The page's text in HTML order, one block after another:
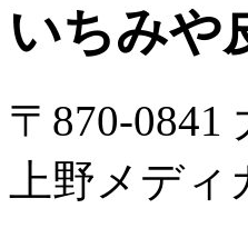
いちみや
〒870-0841
上野メデ